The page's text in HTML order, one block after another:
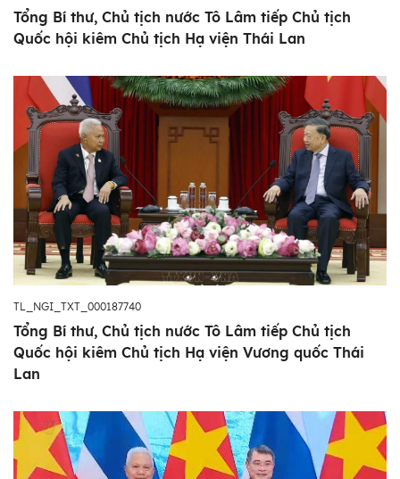
Tổng Bí thư, Chủ tịch nước Tô Lâm tiếp Chủ tịch
Quốc hội kiêm Chủ tịch Hạ viện Thái Lan
TL_NGI_TXT_000187740
Tổng Bí thư, Chủ tịch nước Tô Lâm tiếp Chủ tịch
Quốc hội kiêm Chủ tịch Hạ viện Vương quốc Thái
Lan